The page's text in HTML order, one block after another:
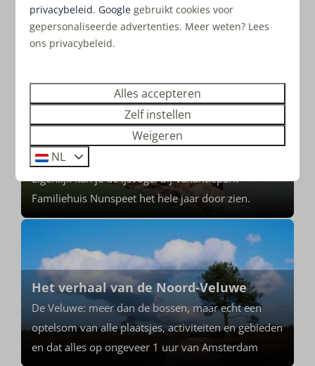
themaroutes, speciale fietsevenementen en
arrangementen. Het unieke is dat de gemeente
Nunspeet daarin als gastdorp zal optreden.
IJsvogel - klein kleurenspektakel
Eigenlijk kan je de ijsvogel bij Vakantiepark
Familiehuis Nunspeet het hele jaar door zien.
Het verhaal van de Noord-Veluwe
De Veluwe: meer dan de bossen, maar echt een
optelsom van alle plaatsjes, activiteiten en gebieden
en dat alles op ongeveer 1 uur van Amsterdam
privacybeleid. Google gebruikt cookies voor
gepersonaliseerde advertenties. Meer weten? Lees
ons privacybeleid.
Alles accepteren
Zelf instellen
Weigeren
NL